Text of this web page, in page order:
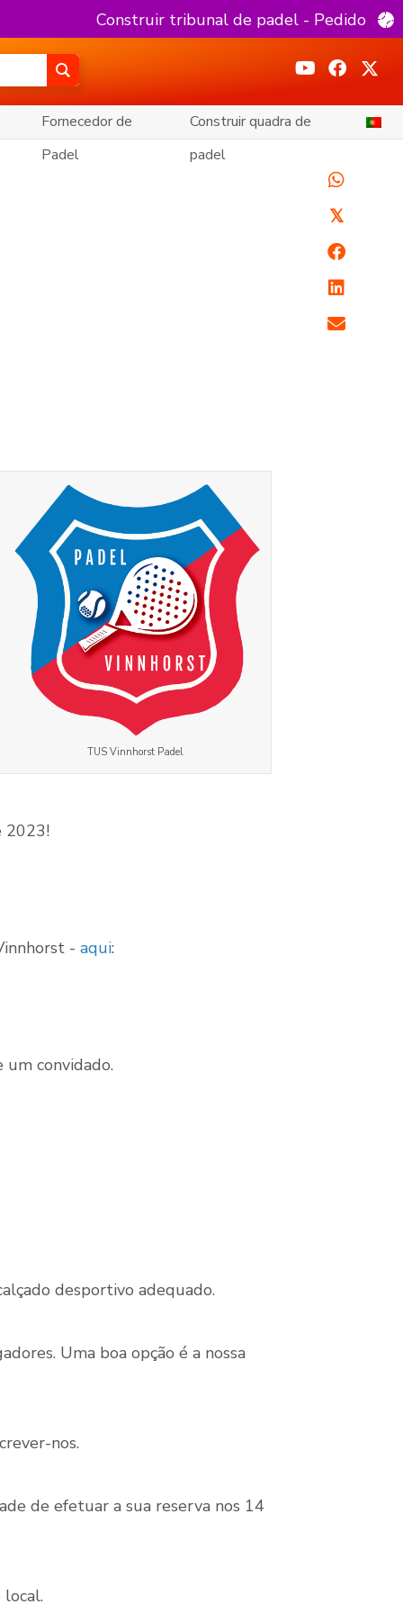
Construir tribunal de padel - Pedido
Fornecedor de
Padel
Construir quadra de
padel
TUS Vinnhorst Padel
2023!
- aqui:
convidado.
desportivo adequado.
Uma boa opção é a nossa
nos.
de efetuar a sua reserva nos 14
𝕏